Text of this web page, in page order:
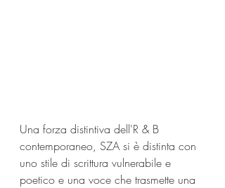
Una forza distintiva dell'R & B
contemporaneo, SZA si è distinta con
uno stile di scrittura vulnerabile e
poetico e una voce che trasmette una